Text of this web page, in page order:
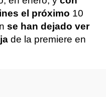
el próximo 10
se han dejado ver
de la premiere en